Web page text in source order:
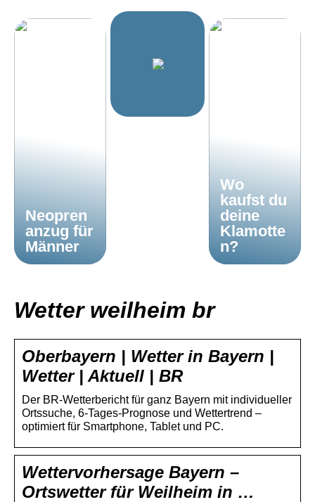
Neopren
anzug für
Männer
Wo
kaufst du
deine
Klamotte
n?
Wetter weilheim br
Oberbayern | Wetter in Bayern |
Wetter | Aktuell | BR
Der BR-Wetterbericht für ganz Bayern mit individueller
Ortssuche, 6-Tages-Prognose und Wettertrend –
optimiert für Smartphone, Tablet und PC.
Wettervorhersage Bayern –
Ortswetter für Weilheim in …